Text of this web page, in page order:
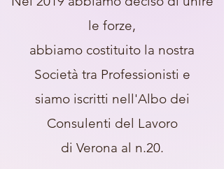
le forze,
abbiamo costituito la nostra
Società tra Professionisti e
siamo iscritti nell'Albo dei
Consulenti del Lavoro
di Verona al n.20.